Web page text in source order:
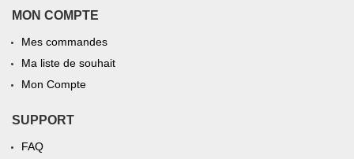
MON COMPTE
Mes commandes
Ma liste de souhait
Mon Compte
SUPPORT
FAQ